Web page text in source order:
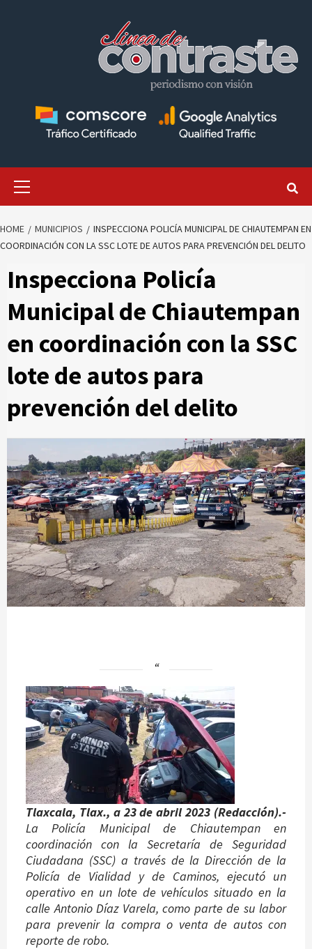
HOME MUNICIPIOS
INSPECCIONA POLICÍA MUNICIPAL DE CHIAUTEMPAN EN
COORDINACIÓN CON LA SSC LOTE DE AUTOS PARA PREVENCIÓN DEL DELITO
Inspecciona Policía
Municipal de Chiautempan
en coordinación con la SSC
lote de autos para
prevención del delito
Tlaxcala, Tlax., a 23 de abril 2023 (Redacción).-
La Policía Municipal de Chiautempan en
coordinación con la Secretaría de Seguridad
Ciudadana (SSC) a través de la Dirección de la
Policía de Vialidad y de Caminos, ejecutó un
operativo en un lote de vehículos situado en la
calle Antonio Díaz Varela, como parte de su labor
para prevenir la compra o venta de autos con
reporte de robo.